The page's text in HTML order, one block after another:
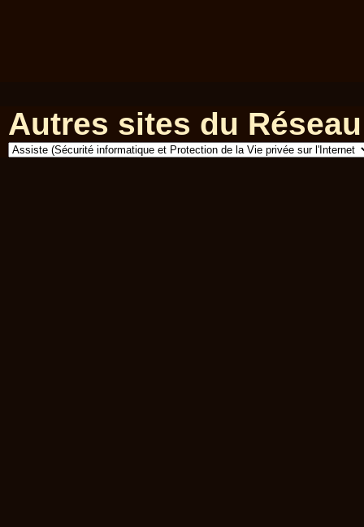
Autres sites du